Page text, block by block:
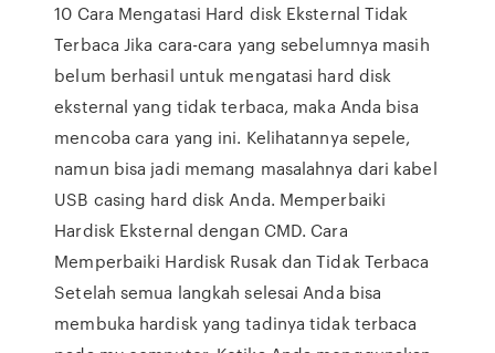
10 Cara Mengatasi Hard disk Eksternal Tidak
Terbaca Jika cara-cara yang sebelumnya masih
belum berhasil untuk mengatasi hard disk
eksternal yang tidak terbaca, maka Anda bisa
mencoba cara yang ini. Kelihatannya sepele,
namun bisa jadi memang masalahnya dari kabel
USB casing hard disk Anda. Memperbaiki
Hardisk Eksternal dengan CMD. Cara
Memperbaiki Hardisk Rusak dan Tidak Terbaca
Setelah semua langkah selesai Anda bisa
membuka hardisk yang tadinya tidak terbaca